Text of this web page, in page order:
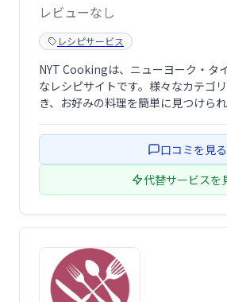
レビューなし
レシピサービス
NYT Cookingは、ニューヨーク・タ
なレシピサイトです。様々なカテゴ
き、お好みの料理を簡単に見つけら
きます。料理好きなら必見のサービ
レシピが揃っており、料理 …口コミを見る
代替サービスを